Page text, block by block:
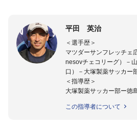
平田 英治
＜選手歴＞
マツダーサンフレッチ
nesovチェコリーグ）－
口）－大塚製薬サッカー
＜指導歴＞
大塚製薬サッカー部ー徳
四国大学准教授。
この指導者について